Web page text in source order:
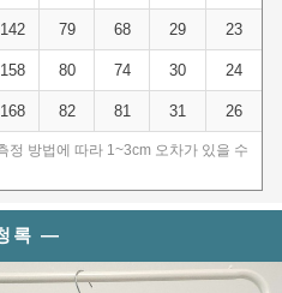
142 79 68 29 23
158 80 74 30 24
168 82 81 31 26
방법에 따라 1~3cm 오차가 있을 수
록 —